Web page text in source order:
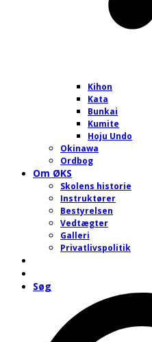
Kihon
Kata
Bunkai
Kumite
Hoju Undo
Okinawa
Ordbog
Om ØKS
Skolens historie
Instruktører
Bestyrelsen
Vedtægter
Galleri
Privatlivspolitik
Søg